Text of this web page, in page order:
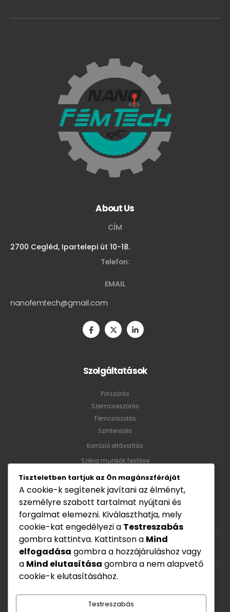
About Us
CÍM
2700 Cegléd, Ipartelepi út 10-18.
Telefon:
EMAIL
nanofemtech@gmail.com
Szolgáltatások
Porszórás
Szemcseszórás
Fémcsiszolás
Szinterezés
Korrózió eltávolítás
Széria munkák festése
Nyitvatartás
Hét - Pén: 8:00 - 17:00
Szombat: Zárva
Tiszteletben tartjuk az Ön magánszféráját
A cookie-k segítenek javítani az élményt,
személyre szabott tartalmat nyújtani és
forgalmat elemezni. Kiválaszthatja, mely
cookie-kat engedélyezi a Testreszabás
gombra kattintva. Kattintson a Mind
elfogadása gombra a hozzájáruláshoz vagy
a Mind elutasítása gombra a nem alapvető
cookie-k elutasításához.
Testreszabás